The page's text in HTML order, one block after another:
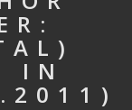
IN